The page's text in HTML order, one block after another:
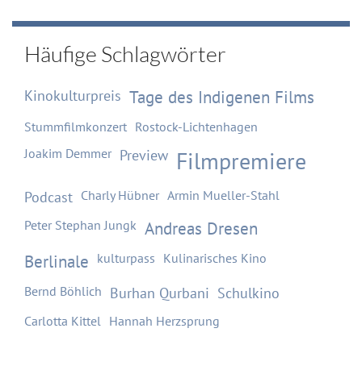
Häufige Schlagwörter
Kinokulturpreis Tage des Indigenen Films
Stummfilmkonzert Rostock-Lichtenhagen
Joakim Demmer Preview Filmpremiere
Podcast Charly Hübner Armin Mueller-Stahl
Peter Stephan Jungk Andreas Dresen
Berlinale kulturpass Kulinarisches Kino
Bernd Böhlich Burhan Qurbani Schulkino
Carlotta Kittel Hannah Herzsprung